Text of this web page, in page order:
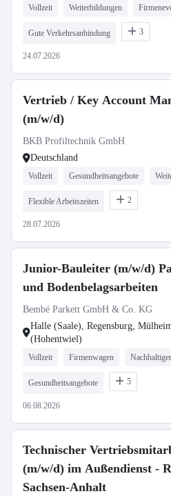
Vollzeit Weiterbildungen
Gute Verkehrsanbindung 3
24.07.2026
Vertrieb / Key Account
(m/w/d)
BKB Profiltechnik GmbH
Deutschland
Vollzeit Gesundheitsangebote
Flexible Arbeitszeiten 2
28.07.2026
Junior-Bauleiter (m/w/d)
und Bodenbelagsarbeiten
Bembé Parkett GmbH & Co. KG
Halle (Saale), Regensburg,
(Hohentwiel)
Vollzeit Firmenwagen
Gesundheitsangebote 5
06.08.2026
Technischer
(m/w/d) im Außendienst -
Sachsen-Anhalt